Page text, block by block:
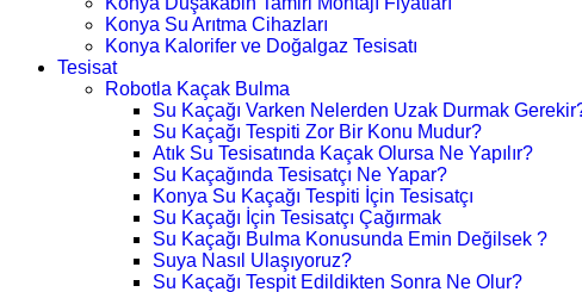
Konya Su Arıtma Cihazları
Konya Kalorifer ve Doğalgaz Tesisatı
Tesisat
Robotla Kaçak Bulma
Su Kaçağı Varken Nelerden Uzak Durmak
Su Kaçağı Tespiti Zor Bir Konu Mudur?
Atık Su Tesisatında Kaçak Olursa Ne Yapılır?
Su Kaçağında Tesisatçı Ne Yapar?
Konya Su Kaçağı Tespiti İçin Tesisatçı
Su Kaçağı İçin Tesisatçı Çağırmak
Su Kaçağı Bulma Konusunda Emin Değilsek ?
Suya Nasıl Ulaşıyoruz?
Su Kaçağı Tespit Edildikten Sonra Ne Olur?